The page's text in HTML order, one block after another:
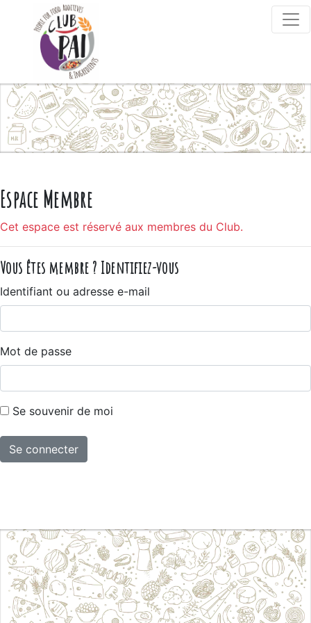
Skip to content
Espace Membre
Cet espace est réservé aux membres du Club.
Vous êtes membre ? Identifiez-vous
Identifiant ou adresse e-mail
Mot de passe
Se souvenir de moi